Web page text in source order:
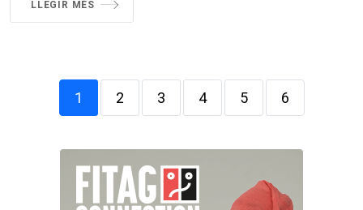
LLEGIR MÉS
1 2 3 4 5 6